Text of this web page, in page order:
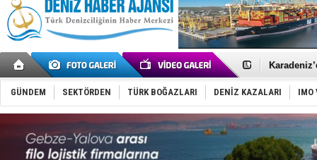
Yakıt
Tatil
Rusya,
Enejota
Denizcilik
‘14.
Taksi
GÜNDEM SEKTÖRDEN TÜRK BOĞAZLARI DENİZ KAZALARI IMO